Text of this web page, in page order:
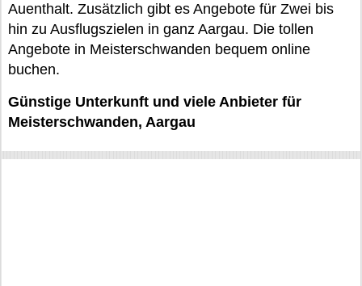
Auenthalt. Zusätzlich gibt es Angebote für Zwei bis
hin zu Ausflugszielen in ganz Aargau. Die tollen
Angebote in Meisterschwanden bequem online
buchen.
Günstige Unterkunft und viele Anbieter für
Meisterschwanden, Aargau